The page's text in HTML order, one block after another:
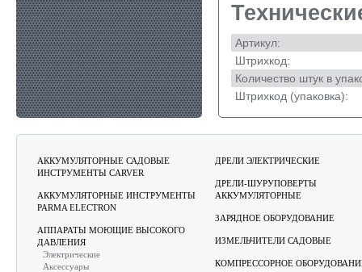
Артикул:
Штрихкод:
Количество штук в
Штрихкод (упаковка):
АККУМУЛЯТОРНЫЕ САДОВЫЕ
ИНСТРУМЕНТЫ CARVER
АККУМУЛЯТОРНЫЕ ИНСТРУМЕНТЫ
PARMA ELECTRON
АППАРАТЫ МОЮЩИЕ ВЫСОКОГО
ДАВЛЕНИЯ
Электрические
Аксессуары
ДРЕЛИ ЭЛЕКТРИЧЕСКИЕ
ДРЕЛИ-ШУРУПОВЕРТЫ
АККУМУЛЯТОРНЫЕ
ЗАРЯДНОЕ ОБОРУДОВАНИЕ
ИЗМЕЛЬЧИТЕЛИ САДОВЫЕ
КОМПРЕССОРНОЕ